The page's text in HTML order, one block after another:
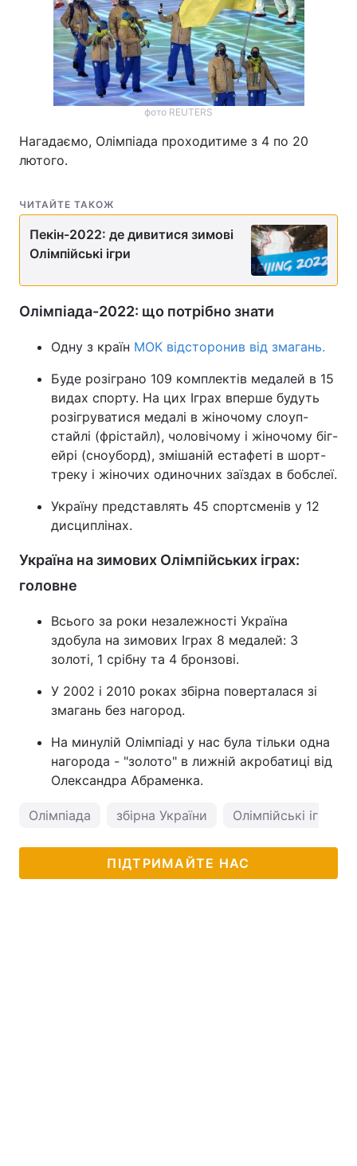
фото REUTERS
Нагадаємо, Олімпіада проходитиме з 4 по 20
лютого.
ЧИТАЙТЕ ТАКОЖ
Пекін-2022: де дивитися зимові
Олімпійські ігри
Олімпіада-2022: що потрібно знати
Одну з країн МОК відсторонив від змагань.
Буде розіграно 109 комплектів медалей в 15
видах спорту. На цих Іграх вперше будуть
розігруватися медалі в жіночому слоуп-
стайлі (фрістайл), чоловічому і жіночому біг-
ейрі (сноуборд), змішаній естафеті в шорт-
треку і жіночих одиночних заїздах в бобслеї.
Україну представлять 45 спортсменів у 12
дисциплінах.
Україна на зимових Олімпійських іграх:
головне
Всього за роки незалежності Україна
здобула на зимових Іграх 8 медалей: 3
золоті, 1 срібну та 4 бронзові.
У 2002 і 2010 роках збірна поверталася зі
змагань без нагород.
На минулій Олімпіаді у нас була тільки одна
нагорода - "золото" в лижній акробатиці від
Олександра Абраменка.
Олімпіада збірна України Олімпійські ігри
ПІДТРИМАЙТЕ НАС